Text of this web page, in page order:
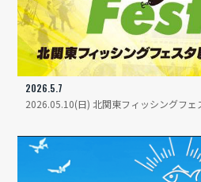
2026.5.7
2026.05.10(日) 北関東フィッシングフェ